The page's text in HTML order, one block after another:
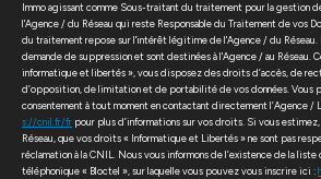
Immo agissant comme Sous-traitant du traitement pour la gestion
l'Agence / du Réseau qui reste Responsable du Traitement de vos
du traitement repose sur l'intérêt légitime de l'Agence / du Réseau.
demande de suppression et sont destinées à l'Agence / au Réseau.
informatique et libertés », vous disposez des droits d’accès, de
d’opposition, de limitation et de portabilité de vos données. Vous
consentement à tout moment en contactant directement l’Agence /
s://cnil.fr/fr pour plus d’informations sur vos droits. Si vous
Réseau, que vos droits « Informatique et Libertés » ne sont pas
réclamation à la CNIL. Nous vous informons de l’existence de la
téléphonique « Bloctel », sur laquelle vous pouvez vous inscrire ici :